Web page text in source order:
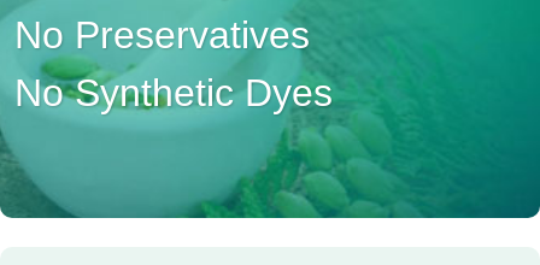
No Preservatives
No Synthetic Dyes